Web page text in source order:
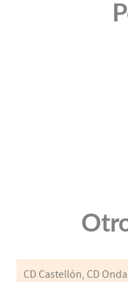
CD Castellón, CD